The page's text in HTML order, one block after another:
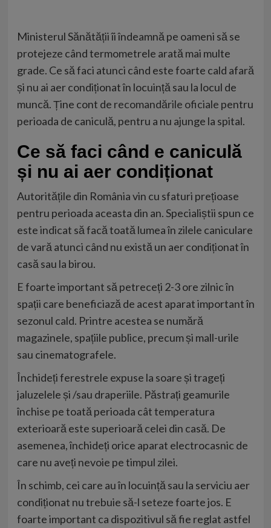
Ministerul Sănătății îi îndeamnă pe oameni să se
protejeze când termometrele arată mai multe
grade. Ce să faci atunci când este foarte cald afară
și nu ai aer condiționat în locuință sau la locul de
muncă. Ține cont de recomandările oficiale pentru
perioada de caniculă, pentru a nu ajunge la spital.
Ce să faci când e caniculă
și nu ai aer condiționat
Autoritățile din România vin cu sfaturi prețioase
pentru perioada aceasta din an. Specialiștii spun ce
este indicat să facă toată lumea în zilele caniculare
de vară atunci când nu există un aer condiționat în
casă sau la birou.
E foarte important să petreceți 2-3 ore zilnic în
spații care beneficiază de acest aparat important în
sezonul cald. Printre acestea se numără
magazinele, spațiile publice, precum și mall-urile
sau cinematografele.
Închideți ferestrele expuse la soare și trageți
jaluzelele și /sau draperiile. Păstrați geamurile
închise pe toată perioada cât temperatura
exterioară este superioară celei din casă. De
asemenea, închideți orice aparat electrocasnic de
care nu aveți nevoie pe timpul zilei.
În schimb, cei care au în locuință sau la serviciu aer
condiționat nu trebuie să-l seteze foarte jos. E
foarte important ca dispozitivul să fie reglat astfel